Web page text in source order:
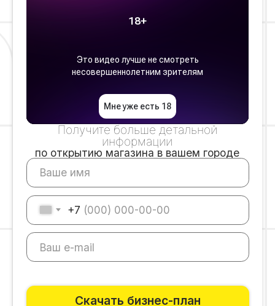
Скачать бизнес-план
Нажимая на кнопку «Скачать бизнес-план» Вы даёте
согласие на обработку персональных данных
Политика конфиденциальности